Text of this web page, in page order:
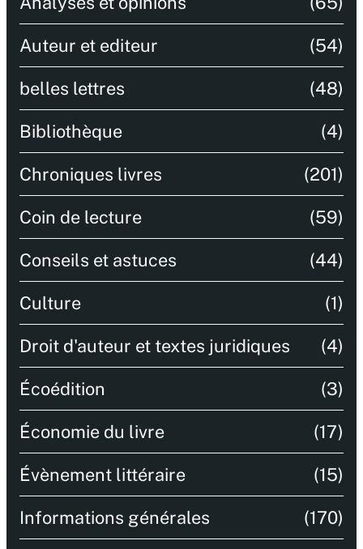
Auteur et editeur (54)
belles lettres (48)
Bibliothèque (4)
Chroniques livres (201)
Coin de lecture (59)
Conseils et astuces (44)
Culture (1)
Droit d'auteur et textes juridiques (4)
Écoédition (3)
Économie du livre (17)
Évènement littéraire (15)
Informations générales (170)